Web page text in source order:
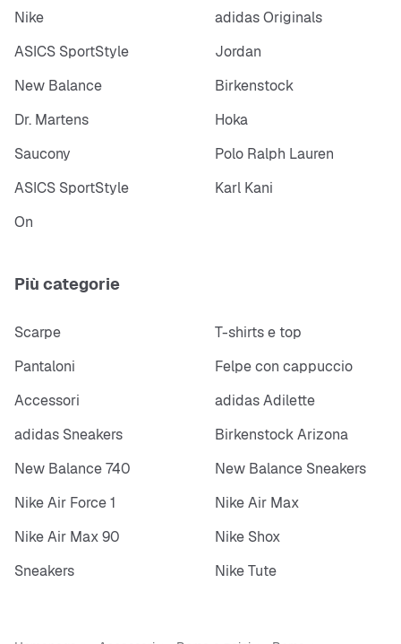
Nike
adidas Originals
ASICS SportStyle
Jordan
New Balance
Birkenstock
Dr. Martens
Hoka
Saucony
Polo Ralph Lauren
ASICS SportStyle
Karl Kani
On
Più categorie
Scarpe
T-shirts e top
Pantaloni
Felpe con cappuccio
Accessori
adidas Adilette
adidas Sneakers
Birkenstock Arizona
New Balance 740
New Balance Sneakers
Nike Air Force 1
Nike Air Max
Nike Air Max 90
Nike Shox
Sneakers
Nike Tute